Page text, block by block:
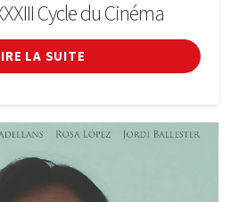
Cycle du Cinéma
LA SUITE